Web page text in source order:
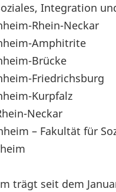
Integration
Rhein-Neckar
Amphitrite
Brücke
Friedrichsburg
Kurpfalz
Neckar
– Fakultät für
trägt seit dem